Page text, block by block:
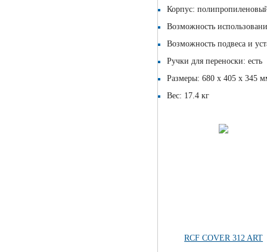
Корпус:
Возможность
Возможность подвеса и
Ручки для переноски: есть
Размеры: 680 x 405 x 345
Вес: 17.4 кг
RCF COVER 312 ART